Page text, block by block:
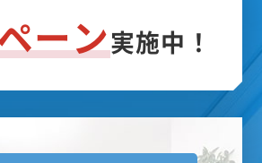
ーン実施中！